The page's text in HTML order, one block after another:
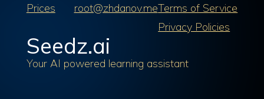
Prices root@zhdanov.meTerms of Service
Privacy Policies
Seedz.ai
Your AI powered learning assistant